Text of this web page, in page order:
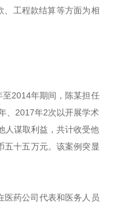
、工程款结算等方面为相
2014年期间，陈某担任
、2017年2次以开展学术
人谋取利益，共计收受他
五十五万元。该案例突显
医药公司代表和医务人员